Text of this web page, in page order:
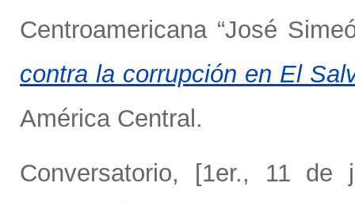
Centroamericana “José
contra la corrupción en El
América Central.
Conversatorio, [1er., 11